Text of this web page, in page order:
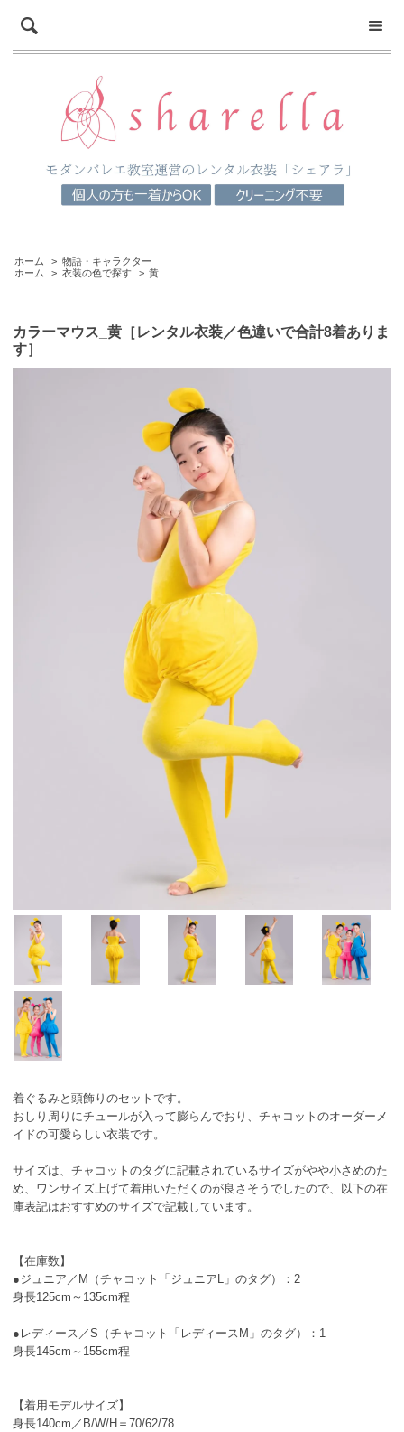
ホーム > 物語・キャラクター
ホーム
> 衣装の色で探す > 黄
カラーマウス_黄［レンタル衣装／色違いで合計8着ありま
す］
着ぐるみと頭飾りのセットです。
おしり周りにチュールが入って膨らんでおり、チャコットのオーダーメ
イドの可愛らしい衣装です。
サイズは、チャコットのタグに記載されているサイズがやや小さめのた
め、ワンサイズ上げて着用いただくのが良さそうでしたので、以下の在
庫表記はおすすめのサイズで記載しています。
【在庫数】
●ジュニア／M（チャコット「ジュニアL」のタグ）：2
身長125cm～135cm程
●レディース／S（チャコット「レディースM」のタグ）：1
身長145cm～155cm程
【着用モデルサイズ】
身長140cm／B/W/H＝70/62/78